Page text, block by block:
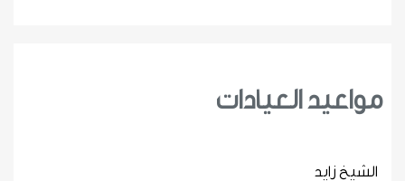
مواعيد العيادات
الشيخ زايد